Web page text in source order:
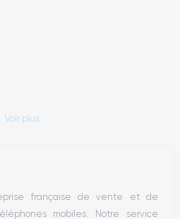
Voir plus
française de vente et de
mobiles. Notre service